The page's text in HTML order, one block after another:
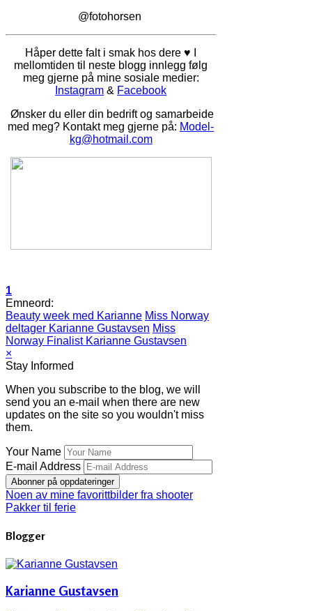
@fotohorsen
Håper dette falt i smak hos dere ♥ I
mellomtiden til neste blogg innlegg følg
meg gjerne på mine sosiale medier:
Instagram & Facebook
Ønsker du eller din bedrift og samarbeide
med meg? Kontakt meg gjerne på: Model-
kg@hotmail.com
1
Emneord:
Beauty week med Karianne Miss Norway
deltager Karianne Gustavsen Miss
Norway Finalist Karianne Gustavsen
×
Stay Informed
When you subscribe to the blog, we will
send you an e-mail when there are new
updates on the site so you wouldn't miss
them.
Your Name
E-mail Address
Abonner på oppdateringer
Noen av mine favorittbilder fra shooter
Pakker til ferie
Blogger
Karianne Gustavsen